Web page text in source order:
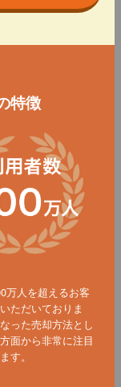
特徴
万人を超えるお客
ただいておりま
った売却方法とし
面から非常に注目
す。